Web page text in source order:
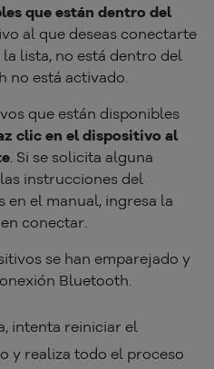
que están dentro del
al que deseas conectarte
lista, no está dentro del
no está activado.
que están disponibles
clic en el dispositivo al
. Si se solicita alguna
instrucciones del
el manual, ingresa la
conectar.
se han emparejado y
Bluetooth.
intenta reiniciar el
y realiza todo el proceso